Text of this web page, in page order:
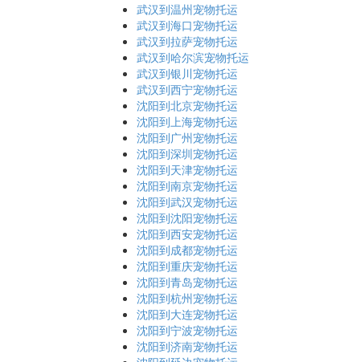
武汉到温州宠物托运
武汉到海口宠物托运
武汉到拉萨宠物托运
武汉到哈尔滨宠物托运
武汉到银川宠物托运
武汉到西宁宠物托运
沈阳到北京宠物托运
沈阳到上海宠物托运
沈阳到广州宠物托运
沈阳到深圳宠物托运
沈阳到天津宠物托运
沈阳到南京宠物托运
沈阳到武汉宠物托运
沈阳到沈阳宠物托运
沈阳到西安宠物托运
沈阳到成都宠物托运
沈阳到重庆宠物托运
沈阳到青岛宠物托运
沈阳到杭州宠物托运
沈阳到大连宠物托运
沈阳到宁波宠物托运
沈阳到济南宠物托运